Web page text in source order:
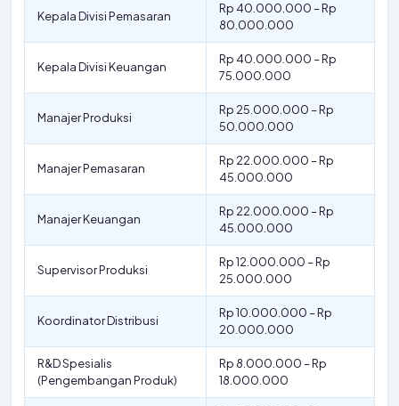
Kepala Divisi Pemasaran
Rp 40.000.000 – Rp
80.000.000
Kepala Divisi Keuangan
Rp 40.000.000 – Rp
75.000.000
Manajer Produksi
Rp 25.000.000 – Rp
50.000.000
Manajer Pemasaran
Rp 22.000.000 – Rp
45.000.000
Manajer Keuangan
Rp 22.000.000 – Rp
45.000.000
Supervisor Produksi
Rp 12.000.000 – Rp
25.000.000
Koordinator Distribusi
Rp 10.000.000 – Rp
20.000.000
R&D Spesialis
(Pengembangan Produk)
Rp 8.000.000 – Rp
18.000.000